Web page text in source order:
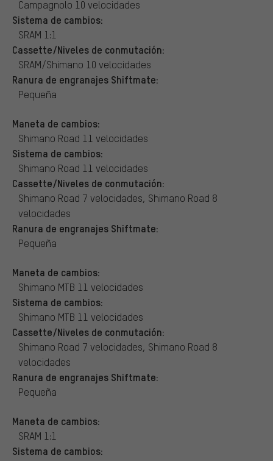
Campagnolo 10 velocidades
Sistema de cambios:
SRAM 1:1
Cassette/Niveles de conmutación:
SRAM/Shimano 10 velocidades
Ranura de engranajes Shiftmate:
Pequeña
Maneta de cambios:
Shimano Road 11 velocidades
Sistema de cambios:
Shimano Road 11 velocidades
Cassette/Niveles de conmutación:
Shimano Road 7 velocidades, Shimano Road 8
velocidades
Ranura de engranajes Shiftmate:
Pequeña
Maneta de cambios:
Shimano MTB 11 velocidades
Sistema de cambios:
Shimano MTB 11 velocidades
Cassette/Niveles de conmutación:
Shimano Road 7 velocidades, Shimano Road 8
velocidades
Ranura de engranajes Shiftmate:
Pequeña
Maneta de cambios:
SRAM 1:1
Sistema de cambios: